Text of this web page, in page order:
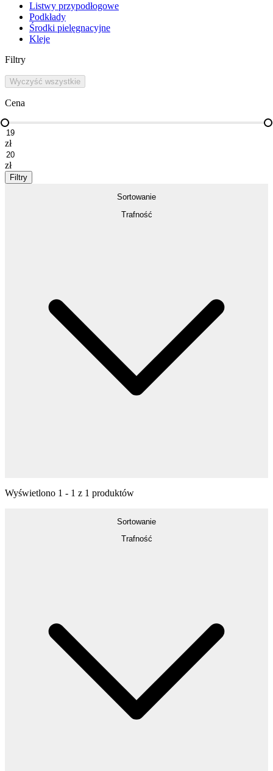
Listwy przypodłogowe
Podkłady
Środki pielęgnacyjne
Kleje
Filtry
Wyczyść wszystkie
Cena
zł
zł
Filtry
Sortowanie
Trafność
Wyświetlono 1 - 1 z 1 produktów
Sortowanie
Trafność